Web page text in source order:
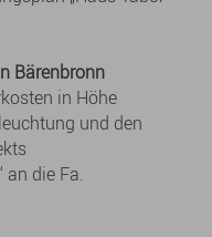
Bärenbronn
in Höhe
und den
an die Fa.